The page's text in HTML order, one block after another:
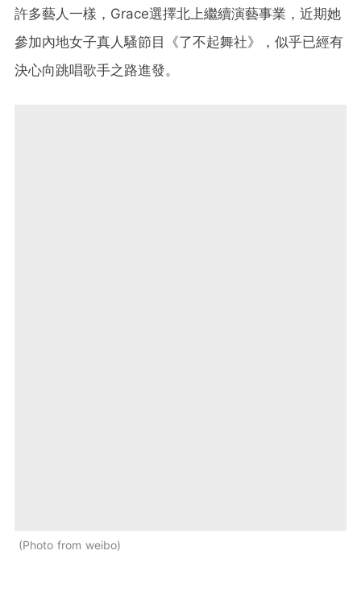
許多藝人一樣，Grace選擇北上繼續演藝事業，近期她
參加內地女子真人騷節目《了不起舞社》，似乎已經有
決心向跳唱歌手之路進發。
Photo from weibo